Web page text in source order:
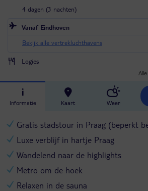
4 dagen (3 nachten)
Vanaf Eindhoven
Bekijk alle vertrekluchthavens
Logies
Informatie Kaart Weer
Gratis stadstour in Praag (beperkt
Luxe verblijf in hartje Praag
Wandelend naar de highlights
Metro om de hoek
Relaxen in de sauna